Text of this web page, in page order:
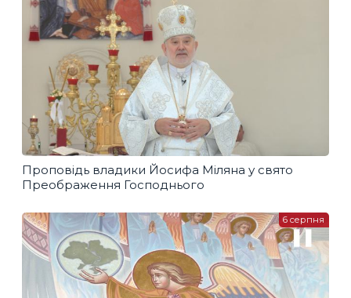
Проповідь владики Йосифа Міляна у свято
Преображення Господнього
6 серпня